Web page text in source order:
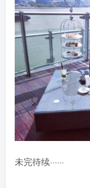
未完待续······